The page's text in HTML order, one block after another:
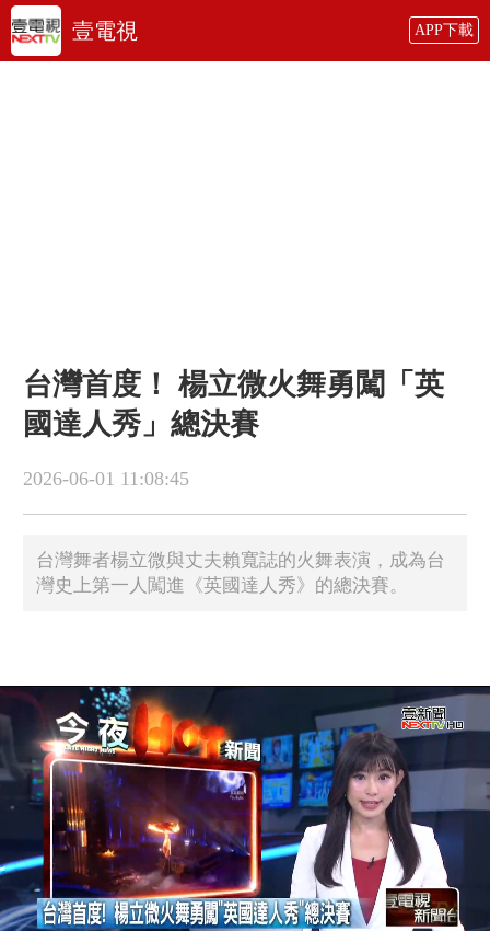
壹電視 APP下載
台灣首度！ 楊立微火舞勇闖「英
國達人秀」總決賽
2026-06-01 11:08:45
台灣舞者楊立微與丈夫賴寬誌的火舞表演，成為台
灣史上第一人闖進《英國達人秀》的總決賽。